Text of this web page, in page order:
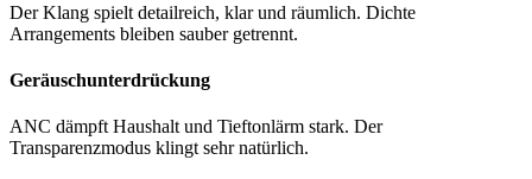
Der Klang spielt detailreich, klar und räumlich. Dichte
Arrangements bleiben sauber getrennt.
Geräuschunterdrückung
ANC dämpft Haushalt und Tieftonlärm stark. Der
Transparenzmodus klingt sehr natürlich.